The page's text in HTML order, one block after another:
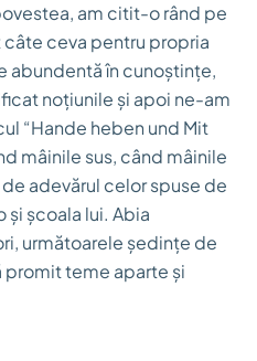
am citit-o rând pe
ceva pentru propria
abundentă în cunoștințe,
noțiunile și apoi ne-am
“Hande heben und Mit
mâinile sus, când mâinile
adevărul celor spuse de
școala lui. Abia
următoarele ședințe de
promit teme aparte și